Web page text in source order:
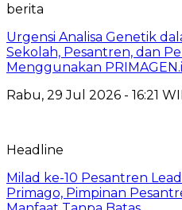
berita
Urgensi Analisa Genetik
Sekolah, Pesantren, dan
Menggunakan
Rabu, 29 Jul 2026 - 16:21
Headline
Milad ke-10 Pesantren
Primago, Pimpinan